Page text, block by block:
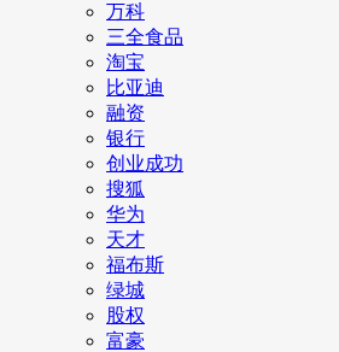
万科
三全食品
淘宝
比亚迪
融资
银行
创业成功
搜狐
华为
天才
福布斯
绿城
股权
富豪